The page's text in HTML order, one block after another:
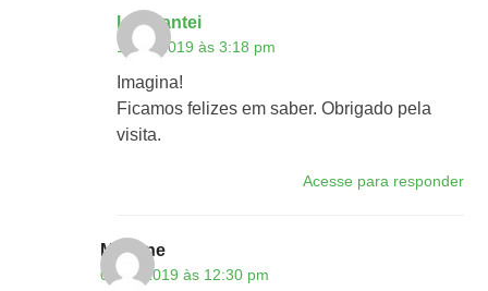
lojaplantei
11/06/2019 às 3:18 pm
Imagina!
Ficamos felizes em saber. Obrigado pela
visita.
Acesse para responder
Marlene
07/10/2019 às 12:30 pm